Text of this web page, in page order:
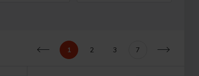
Předchozí
1 2 3 7